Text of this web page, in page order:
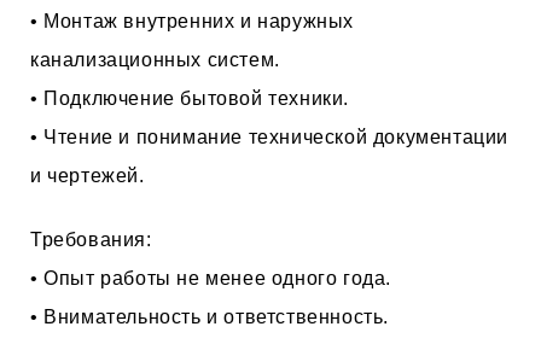
• Монтаж внутренних и наружных
канализационных систем.
• Подключение бытовой техники.
• Чтение и понимание технической документации
и чертежей.
Требования:
• Опыт работы не менее одного года.
• Внимательность и ответственность.